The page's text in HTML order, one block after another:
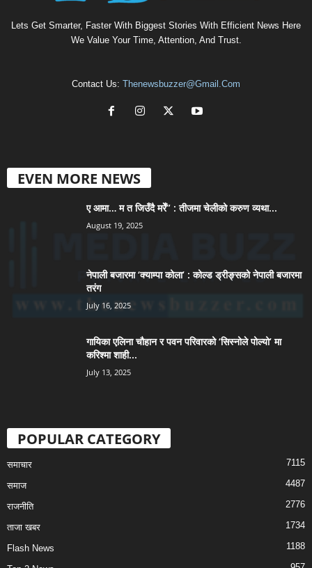
Lets Get Smarter, Faster With Biggest Stories With Efficient News Here
We Value Your Time, Attention, And Trust.
Contact Us: Thenewsbuzzer@gmail.com
EVEN MORE NEWS
ए आमा… म त जिउँदै मरेँ” : तीजमा चेलीको करुण व्यथा...
August 19, 2025
नेपाली बजारमा ‘क्याम्पा कोला’ : कोल्ड ड्रीङ्सको नेपाली बजारमा
तरंग
July 16, 2025
गायिका एलिना चौहान र पवन परिवारको ‘सिस्नोले पोल्यो’ मा
करिश्मा शाही...
July 13, 2025
POPULAR CATEGORY
समाचार 7115
समाज 4487
राजनीति 2776
ताजा खबर 1734
Flash News 1188